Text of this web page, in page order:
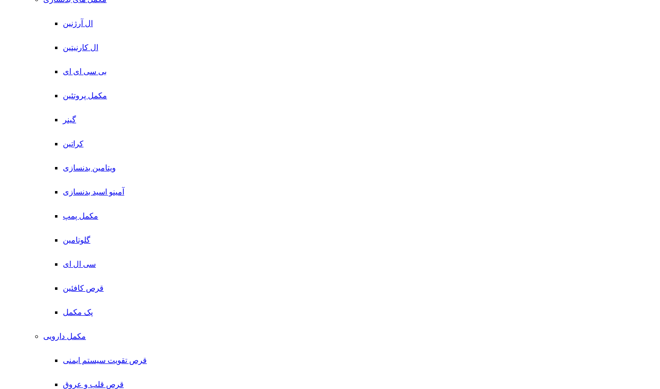
ال آرژنین
ال کارنیتین
بی سی ای ای
مکمل پروتئین
گینر
کراتین
ویتامین بدنسازی
آمینو اسید بدنسازی
مکمل پمپ
گلوتامین
سی ال ای
قرص کافئین
پک مکمل
مکمل دارویی
قرص تقویت سیستم ایمنی
قرص قلب و عروق